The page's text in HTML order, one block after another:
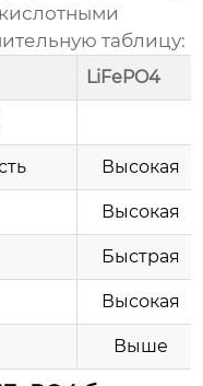
таблицу:
LiFePO4
Высокая
Высокая
Быстрая
Высокая
Выше